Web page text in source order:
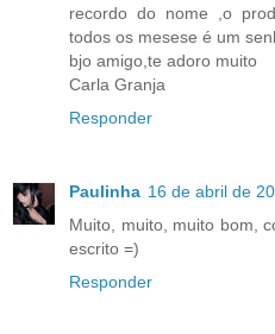
recordo do nome ,o
todos os mesese é um
bjo amigo,te adoro muito
Carla Granja
Responder
Paulinha 16 de abril de
Muito, muito, muito bom,
escrito =)
Responder